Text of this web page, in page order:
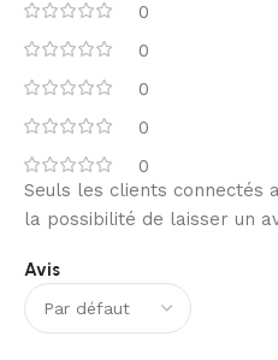
0
0
0
0
0
Avis
Seuls les clients connectés
la possibilité de laisser un